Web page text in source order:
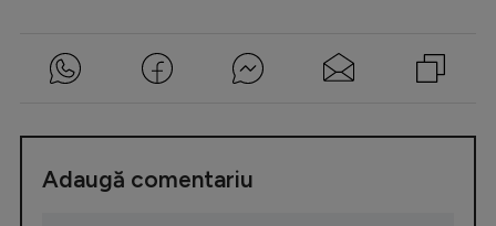
Adaugă comentariu